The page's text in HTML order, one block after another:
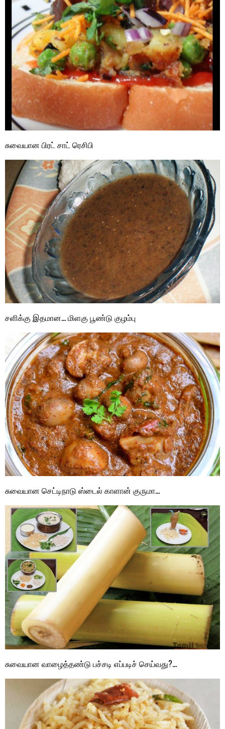
சுவையான பிரட் சாட் ரெசிபி
சளிக்கு இதமான… மிளகு பூண்டு குழம்பு
சுவையான செட்டிநாடு ஸ்டைல் காளான் குருமா…
சுவையான வாழைத்தண்டு பச்சடி எப்படிச் செய்வது?…